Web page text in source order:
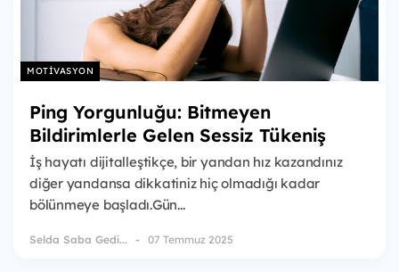
MOTIVASYON
Ping Yorgunluğu: Bitmeyen
Bildirimlerle Gelen Sessiz Tükeniş
İş hayatı dijitalleştikçe, bir yandan hız kazandınız
diğer yandansa dikkatiniz hiç olmadığı kadar
bölünmeye başladı.Gün...
Selda Saba Gedi... 07 Temmuz 2025